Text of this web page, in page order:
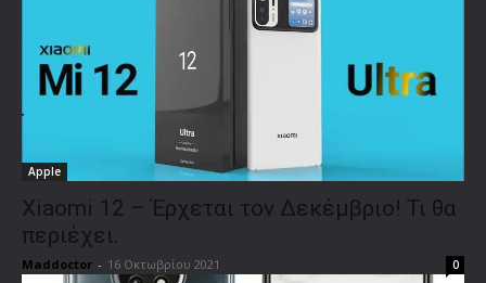
Apple
Xiaomi 12 – Έρχεται τον Δεκέμβριο! Τι θα
περιέχει.
Maddoctor - 16 Οκτωβρίου 2021 0